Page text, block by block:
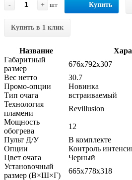
-
+ шт Купить
Купить в 1 клик
Название
Габаритный
размер
676x792x307
Вес нетто
30.7
Промо-опции
Новинка
Тип очага
встраиваемый
Технология
пламени
Revillusion
Мощность
обогрева
12
Пульт Д/У
В комплекте
Опции
Контроль
Цвет очага
Черный
Установочный
размер (В×Ш×Г)
665х778х318